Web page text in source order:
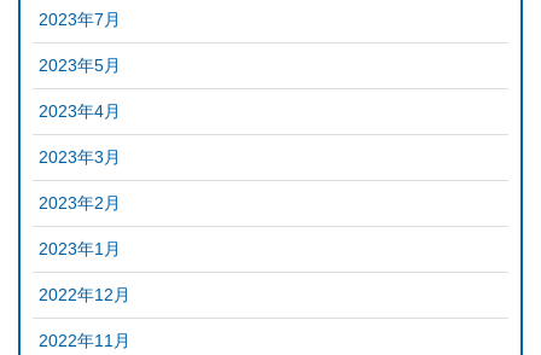
2023年7月
2023年5月
2023年4月
2023年3月
2023年2月
2023年1月
2022年12月
2022年11月